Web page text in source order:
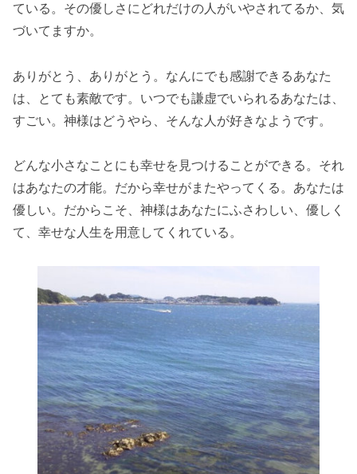
ている。その優しさにどれだけの人がいやされてるか、気
づいてますか。
ありがとう、ありがとう。なんにでも感謝できるあなた
は、とても素敵です。いつでも謙虚でいられるあなたは、
すごい。神様はどうやら、そんな人が好きなようです。
どんな小さなことにも幸せを見つけることができる。それ
はあなたの才能。だから幸せがまたやってくる。あなたは
優しい。だからこそ、神様はあなたにふさわしい、優しく
て、幸せな人生を用意してくれている。